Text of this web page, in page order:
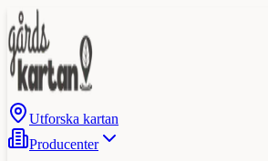
Utforska kartan
Producenter